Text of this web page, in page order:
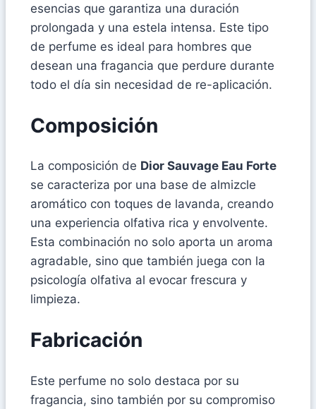
esencias que garantiza una duración
prolongada y una estela intensa. Este tipo
de perfume es ideal para hombres que
desean una fragancia que perdure durante
todo el día sin necesidad de re-aplicación.
Composición
La composición de Dior Sauvage Eau Forte
se caracteriza por una base de almizcle
aromático con toques de lavanda, creando
una experiencia olfativa rica y envolvente.
Esta combinación no solo aporta un aroma
agradable, sino que también juega con la
psicología olfativa al evocar frescura y
limpieza.
Fabricación
Este perfume no solo destaca por su
fragancia, sino también por su compromiso